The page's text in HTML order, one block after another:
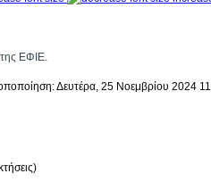
της ΕΦΙΕ.
Δευτέρα, 25 Νοεμβρίου 2024